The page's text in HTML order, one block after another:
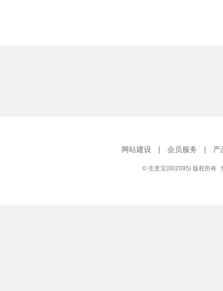
网站建设 | 会员服务 | 产
© 生意宝(002095) 版权所有